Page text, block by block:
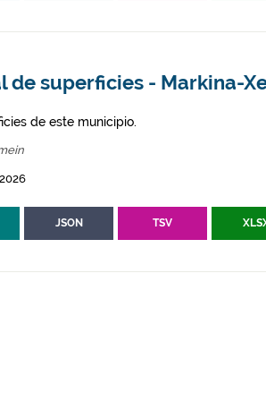
de superficies - Markina-
de este municipio.
JSON TSV